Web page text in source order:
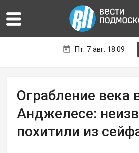
Пт. 7 авг. 18:09
Ограбление века
Анджелесе:
похитили из